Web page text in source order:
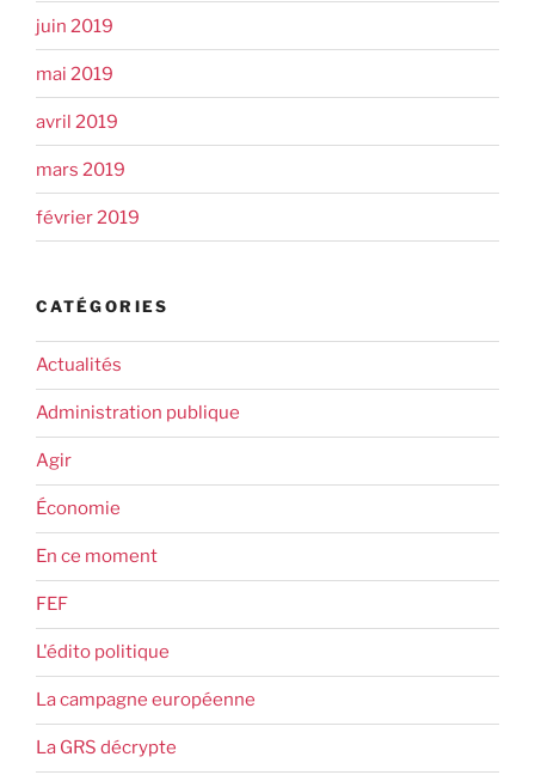
juin 2019
mai 2019
avril 2019
mars 2019
février 2019
CATÉGORIES
Actualités
Administration publique
Agir
Économie
En ce moment
FEF
L'édito politique
La campagne européenne
La GRS décrypte